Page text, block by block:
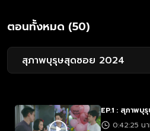
ตอนทั้งหมด (50)
สุภาพบุรุษสุดซอย 2024
EP.1 : สุภาพ
0:42:25 น